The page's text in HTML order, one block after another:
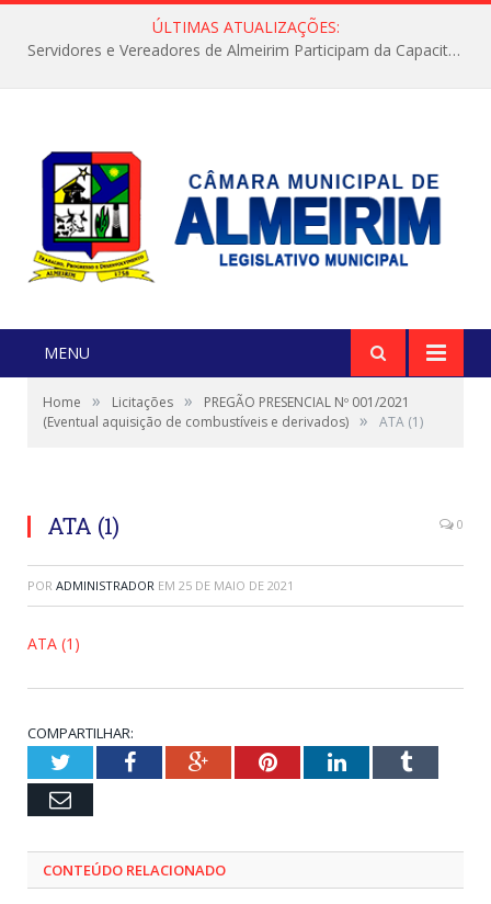
ÚLTIMAS ATUALIZAÇÕES:
Servidores e Vereadores de Almeirim Participam da Capacitação “Orientar é a Nossa Missão”
MENU
Home » Licitações »
PREGÃO PRESENCIAL Nº 001/2021
(Eventual aquisição de combustíveis e derivados) » ATA (1)
ATA (1) 0
POR ADMINISTRADOR EM 25 DE MAIO DE 2021
ATA (1)
COMPARTILHAR:
TwitterFacebookGoogle+PinterestLinkedInTumblr
Email
CONTEÚDO RELACIONADO